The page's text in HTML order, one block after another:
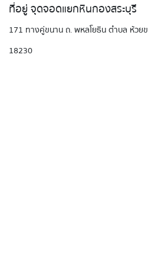
ที่อยู่ จุดจอดแยกหินกองสระบุรี
171 ทางคู่ขนาน ถ. พหลโยธิน ตำบล ห้วย
18230